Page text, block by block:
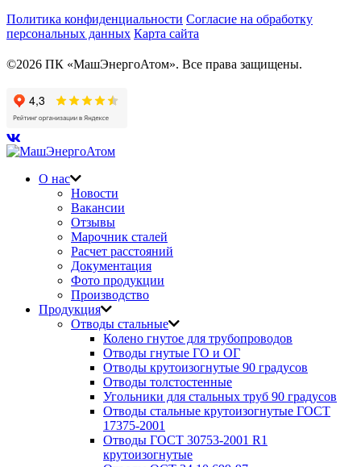
Политика конфиденциальности Согласие на обработку
персональных данных Карта сайта
©2026 ПК «МашЭнергоАтом». Все права защищены.
О нас
Новости
Вакансии
Отзывы
Марочник сталей
Расчет расстояний
Документация
Фото продукции
Производство
Продукция
Отводы стальные
Колено гнутое для трубопроводов
Отводы гнутые ГО и ОГ
Отводы крутоизогнутые 90 градусов
Отводы толстостенные
Угольники для стальных труб 90 градусов
Отводы стальные крутоизогнутые ГОСТ
17375-2001
Отводы ГОСТ 30753-2001 R1
крутоизогнутые